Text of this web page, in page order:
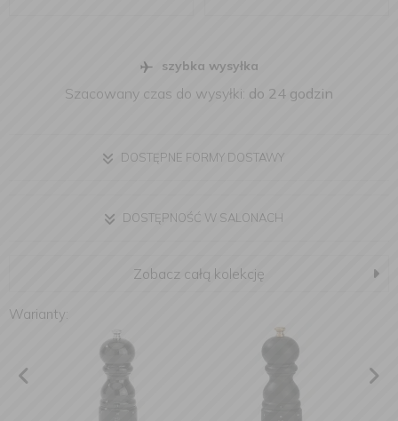
szybka wysyłka
Szacowany czas do wysyłki: do 24 godzin
DOSTĘPNE FORMY DOSTAWY
DOSTĘPNOŚĆ W SALONACH
Zobacz całą kolekcję
Warianty: